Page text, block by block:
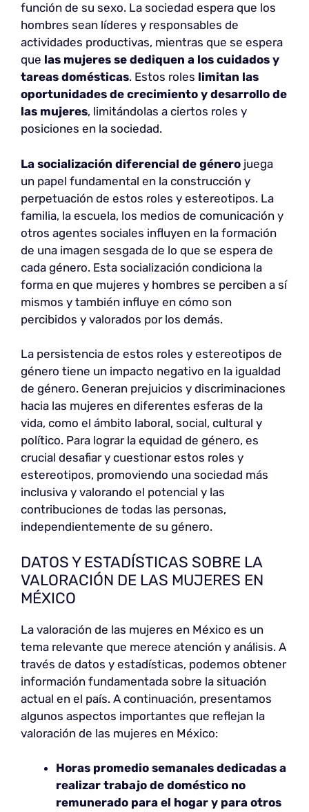
función de su sexo. La sociedad espera que los
hombres sean líderes y responsables de
actividades productivas, mientras que se espera
que las mujeres se dediquen a los cuidados y
tareas domésticas. Estos roles limitan las
oportunidades de crecimiento y desarrollo de
las mujeres, limitándolas a ciertos roles y
posiciones en la sociedad.
La socialización diferencial de género juega
un papel fundamental en la construcción y
perpetuación de estos roles y estereotipos. La
familia, la escuela, los medios de comunicación y
otros agentes sociales influyen en la formación
de una imagen sesgada de lo que se espera de
cada género. Esta socialización condiciona la
forma en que mujeres y hombres se perciben a sí
mismos y también influye en cómo son
percibidos y valorados por los demás.
La persistencia de estos roles y estereotipos de
género tiene un impacto negativo en la igualdad
de género. Generan prejuicios y discriminaciones
hacia las mujeres en diferentes esferas de la
vida, como el ámbito laboral, social, cultural y
político. Para lograr la equidad de género, es
crucial desafiar y cuestionar estos roles y
estereotipos, promoviendo una sociedad más
inclusiva y valorando el potencial y las
contribuciones de todas las personas,
independientemente de su género.
DATOS Y ESTADÍSTICAS SOBRE LA
VALORACIÓN DE LAS MUJERES EN
MÉXICO
La valoración de las mujeres en México es un
tema relevante que merece atención y análisis. A
través de datos y estadísticas, podemos obtener
información fundamentada sobre la situación
actual en el país. A continuación, presentamos
algunos aspectos importantes que reflejan la
valoración de las mujeres en México:
Horas promedio semanales dedicadas a
realizar trabajo de doméstico no
remunerado para el hogar y para otros